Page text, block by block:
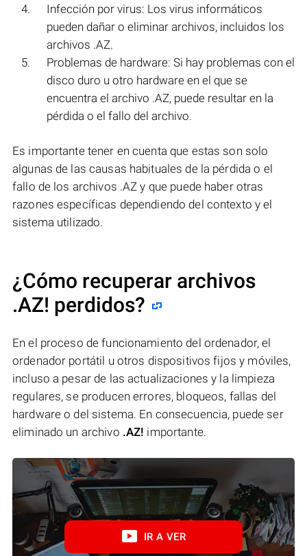
Infección por virus: Los virus informáticos
pueden dañar o eliminar archivos, incluidos los
archivos .AZ.
Problemas de hardware: Si hay problemas con el
disco duro u otro hardware en el que se
encuentra el archivo .AZ, puede resultar en la
pérdida o el fallo del archivo.
Es importante tener en cuenta que estas son solo
algunas de las causas habituales de la pérdida o el
fallo de los archivos .AZ y que puede haber otras
razones específicas dependiendo del contexto y el
sistema utilizado.
¿Cómo recuperar archivos
.AZ! perdidos?
En el proceso de funcionamiento del ordenador, el
ordenador portátil u otros dispositivos fijos y móviles,
incluso a pesar de las actualizaciones y la limpieza
regulares, se producen errores, bloqueos, fallas del
hardware o del sistema. En consecuencia, puede ser
eliminado un archivo .AZ! importante.
IR A VER